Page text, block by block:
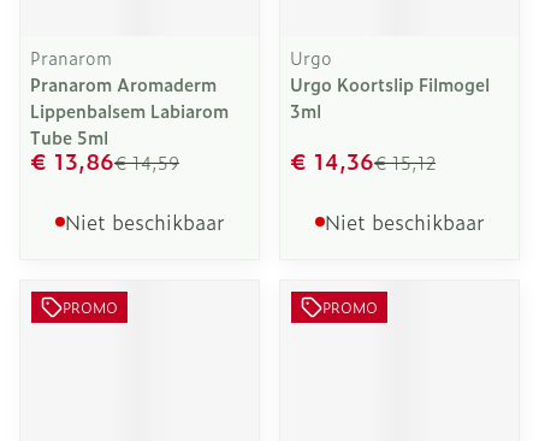
Pranarom
Pranarom Aromaderm
Lippenbalsem Labiarom
Tube 5ml
€ 14,59
€ 13,86
Niet beschikbaar
Urgo
Urgo Koortslip Filmogel
3ml
€ 15,12
€ 14,36
Niet beschikbaar
PROMO PROMO